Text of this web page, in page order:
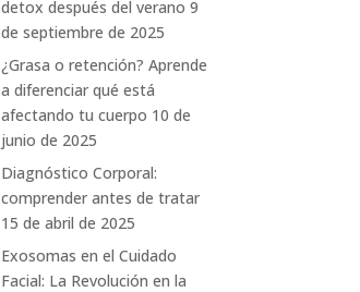
detox después del verano 9
de septiembre de 2025
¿Grasa o retención? Aprende
a diferenciar qué está
afectando tu cuerpo 10 de
junio de 2025
Diagnóstico Corporal:
comprender antes de tratar
15 de abril de 2025
Exosomas en el Cuidado
Facial: La Revolución en la